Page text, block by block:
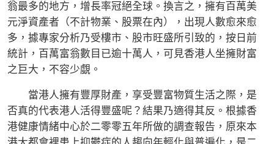
翁最多的地方，增長率冠絕全球。換言之，擁有百萬美
元淨資產者（不計物業、股票在內），出現人數愈來愈
多，據專家分析乃受樓市、股市旺盛所引致的，按日前
統計，百萬富翁數目已逾十萬人，可見香港人坐擁財富
之巨大，不容少覷。
當港人擁有豐厚財產，享受豐富物質生活之際，是
否真的代表港人活得豐盛呢？結果乃適得其反。根據香
港健康情緒中心於二零零五年所做的調查報告，原來本